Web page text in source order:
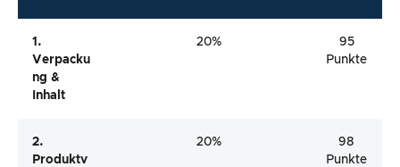
1.
Verpacku
Ng &
Inhalt
20%
95
Punkte
2.
Produktv
20%
98
Punkte